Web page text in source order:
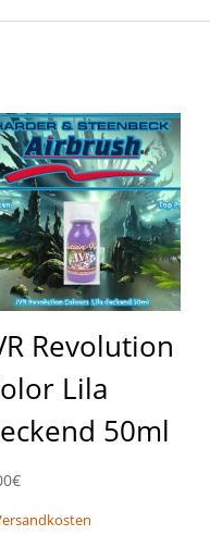
Revolution
Lila
50ml
€